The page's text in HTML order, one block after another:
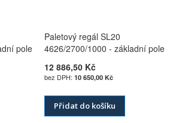
pole
Paletový regál SL20
4626/2700/1000 - základní pole
12 886,50 Kč
10 650,00 Kč
Přidat do košíku